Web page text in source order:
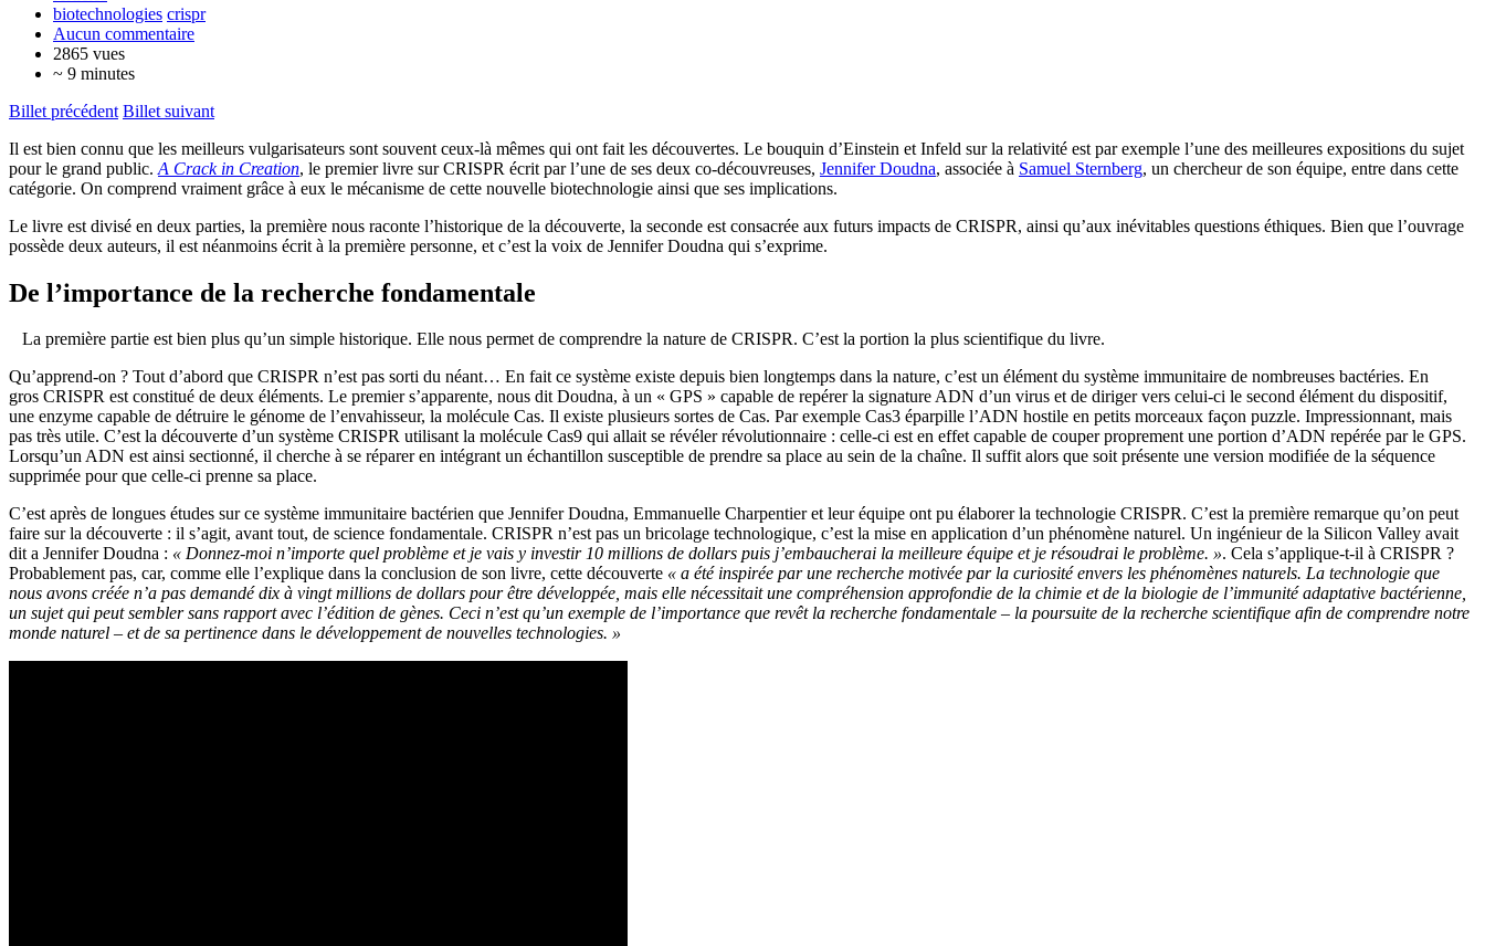
biotechnologies crispr
Aucun commentaire
2865 vues
~ 9 minutes
Billet précédent Billet suivant
Il est bien connu que les meilleurs vulgarisateurs sont souvent ceux-là mêmes qui ont fait les découvertes. Le bouquin d’Einstein et Infeld sur la relativité est par exemple l’une des meilleures expositions du sujet
pour le grand public. A Crack in Creation, le premier livre sur CRISPR écrit par l’une de ses deux co-découvreuses, Jennifer Doudna, associée à Samuel Sternberg, un chercheur de son équipe, entre dans cette
catégorie. On comprend vraiment grâce à eux le mécanisme de cette nouvelle biotechnologie ainsi que ses implications.
Le livre est divisé en deux parties, la première nous raconte l’historique de la découverte, la seconde est consacrée aux futurs impacts de CRISPR, ainsi qu’aux inévitables questions éthiques. Bien que l’ouvrage
possède deux auteurs, il est néanmoins écrit à la première personne, et c’est la voix de Jennifer Doudna qui s’exprime.
De l’importance de la recherche fondamentale
La première partie est bien plus qu’un simple historique. Elle nous permet de comprendre la nature de CRISPR. C’est la portion la plus scientifique du livre.
Qu’apprend-on ? Tout d’abord que CRISPR n’est pas sorti du néant… En fait ce système existe depuis bien longtemps dans la nature, c’est un élément du système immunitaire de nombreuses bactéries. En
gros CRISPR est constitué de deux éléments. Le premier s’apparente, nous dit Doudna, à un « GPS » capable de repérer la signature ADN d’un virus et de diriger vers celui-ci le second élément du dispositif,
une enzyme capable de détruire le génome de l’envahisseur, la molécule Cas. Il existe plusieurs sortes de Cas. Par exemple Cas3 éparpille l’ADN hostile en petits morceaux façon puzzle. Impressionnant, mais
pas très utile. C’est la découverte d’un système CRISPR utilisant la molécule Cas9 qui allait se révéler révolutionnaire : celle-ci est en effet capable de couper proprement une portion d’ADN repérée par le GPS.
Lorsqu’un ADN est ainsi sectionné, il cherche à se réparer en intégrant un échantillon susceptible de prendre sa place au sein de la chaîne. Il suffit alors que soit présente une version modifiée de la séquence
supprimée pour que celle-ci prenne sa place.
C’est après de longues études sur ce système immunitaire bactérien que Jennifer Doudna, Emmanuelle Charpentier et leur équipe ont pu élaborer la technologie CRISPR. C’est la première remarque qu’on peut
faire sur la découverte : il s’agit, avant tout, de science fondamentale. CRISPR n’est pas un bricolage technologique, c’est la mise en application d’un phénomène naturel. Un ingénieur de la Silicon Valley avait
dit a Jennifer Doudna : « Donnez-moi n’importe quel problème et je vais y investir 10 millions de dollars puis j’embaucherai la meilleure équipe et je résoudrai le problème. ». Cela s’applique-t-il à CRISPR ?
Probablement pas, car, comme elle l’explique dans la conclusion de son livre, cette découverte « a été inspirée par une recherche motivée par la curiosité envers les phénomènes naturels. La technologie que
nous avons créée n’a pas demandé dix à vingt millions de dollars pour être développée, mais elle nécessitait une compréhension approfondie de la chimie et de la biologie de l’immunité adaptative bactérienne,
un sujet qui peut sembler sans rapport avec l’édition de gènes. Ceci n’est qu’un exemple de l’importance que revêt la recherche fondamentale – la poursuite de la recherche scientifique afin de comprendre notre
monde naturel – et de sa pertinence dans le développement de nouvelles technologies. »